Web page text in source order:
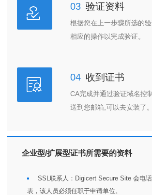
03 验证资料
根据您在上一步骤所选的
相应的操作以完成验证。
04 收到证书
CA完成并通过验证域名控
送到您邮箱,可以去安装了。
企业型/扩展型证书所需要的资料
SSL联系人：Digicert Secure Site 会电
表，该人员必须任职于申请单位。